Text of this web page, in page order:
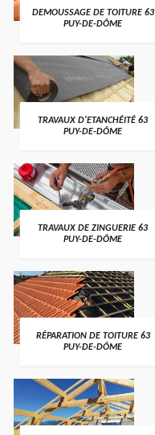
DEMOUSSAGE DE TOITURE 63
PUY-DE-DÔME
TRAVAUX D'ETANCHÉITÉ 63
PUY-DE-DÔME
TRAVAUX DE ZINGUERIE 63
PUY-DE-DÔME
RÉPARATION DE TOITURE 63
PUY-DE-DÔME